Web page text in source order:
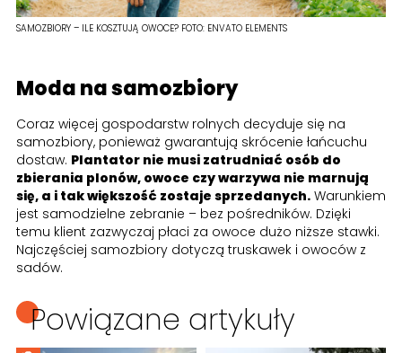
SAMOZBIORY – ILE KOSZTUJĄ OWOCE? FOTO: ENVATO ELEMENTS
Moda na samozbiory
Coraz więcej gospodarstw rolnych decyduje się na
samozbiory, ponieważ gwarantują skrócenie łańcuchu
dostaw. Plantator nie musi zatrudniać osób do
zbierania plonów, owoce czy warzywa nie marnują
się, a i tak większość zostaje sprzedanych. Warunkiem
jest samodzielne zebranie – bez pośredników. Dzięki
temu klient zazwyczaj płaci za owoce dużo niższe stawki.
Najczęściej samozbiory dotyczą truskawek i owoców z
sadów.
Powiązane artykuły